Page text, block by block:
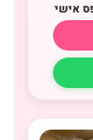
אישי